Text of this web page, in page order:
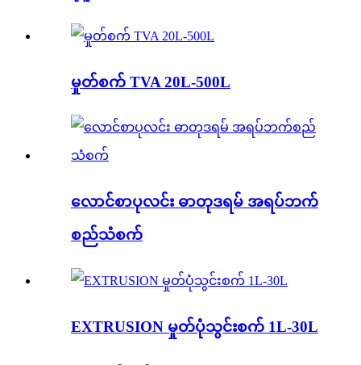
မှုတ်စက် TVA 20L-500L
လောင်စာပုလင်း ဓာတုဒရမ် အရပ်ဘက်
စည်သံစက်
EXTRUSION မှုတ်ပုံသွင်းစက် 1L-30L